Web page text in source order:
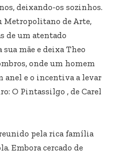
deixando-os sozinhos.
Metropolitano de Arte,
de um atentado
mãe e deixa Theo
onde um homem
anel e o incentiva a levar
O Pintassilgo , de Carel
pela rica família
Embora cercado de